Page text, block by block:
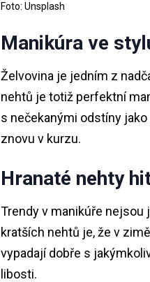
Foto: Unsplash
Manikúra ve
Želvovina je jedním z
nehtů je totiž perfektní
s nečekanými odstíny
znovu v kurzu.
Hranaté nehty
Trendy v manikúře nejsou
kratších nehtů je, že v
vypadají dobře s
libosti.